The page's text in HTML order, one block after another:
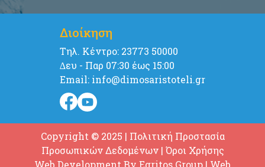
Διοίκηση
Tηλ. Κέντρο: 23773 50000
∆ευ - Παρ 07:30 έως 15:00
Email: info@dimosaristoteli.gr
Copyright © 2025 | Πολιτική Προστασία
Προσωπικών Δεδομένων| Όροι Χρήσης
Web Development By Egritos Group | Web